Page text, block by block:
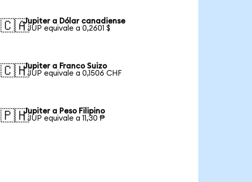
🇨🇦Jupiter a Dólar canadiense
1 JUP equivale a 0,2601 $
🇨🇭Jupiter a Franco Suizo
1 JUP equivale a 0,1506 CHF
🇵🇭Jupiter a Peso Filipino
1 JUP equivale a 11,30 ₱